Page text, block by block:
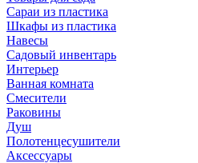
Сараи из пластика
Шкафы из пластика
Навесы
Садовый инвентарь
Интерьер
Ванная комната
Смесители
Раковины
Душ
Полотенцесушители
Аксессуары